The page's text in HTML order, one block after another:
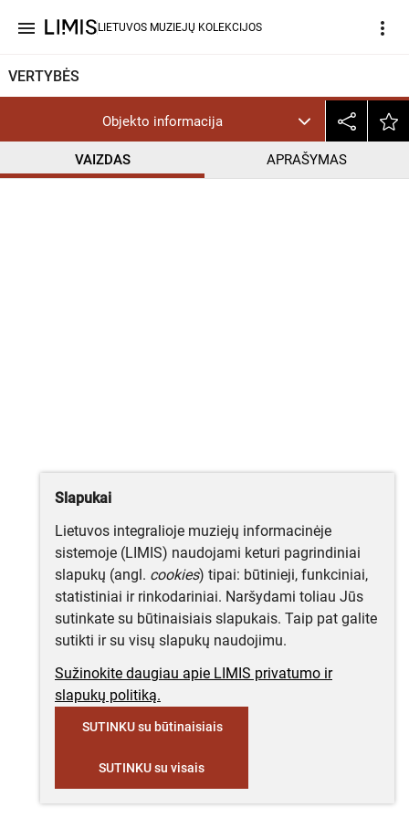
menu LIETUVOS MUZIEJŲ KOLEKCIJOS more_vert
VERTYBĖS
Objekto informacija
VAIZDAS APRAŠYMAS
Slapukai
Lietuvos integralioje muziejų informacinėje
sistemoje (LIMIS) naudojami keturi pagrindiniai
slapukų (angl. cookies) tipai: būtinieji, funkciniai,
statistiniai ir rinkodariniai. Naršydami toliau Jūs
sutinkate su būtinaisiais slapukais. Taip pat galite
sutikti ir su visų slapukų naudojimu.
Sužinokite daugiau apie LIMIS privatumo ir
slapukų politiką.
SUTINKU su būtinaisiais
SUTINKU su visais